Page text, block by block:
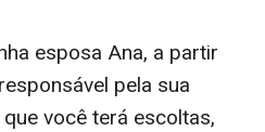
esposa Ana, a partir
pela sua
você terá escoltas,